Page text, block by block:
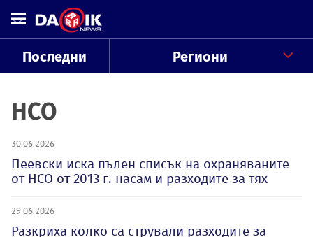
Последни Региони
НСО
30.06.2026
Пеевски иска пълен списък на охраняваните
от НСО от 2013 г. насам и разходите за тях
29.06.2026
Разкриха колко са стрували разходите за